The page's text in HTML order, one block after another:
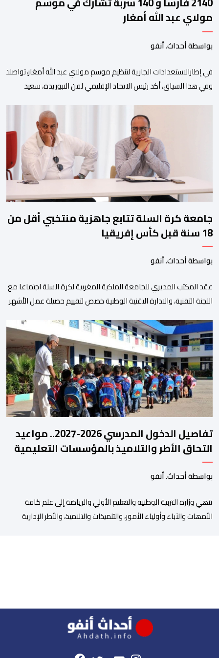
مولاي عبد الله أمغار
بواسطة أحداث. أنفو
في إطارالاستعدادات الجارية لتنظيم موسم مولاي عبد الله
وفي هذا السياق، أكد رئيس الاتحاد الإقليمي لفن التبوريدة، سعيد
ولم تخل هذه الدورة من مؤشرات إيجابية على مستوى تنوعالمشاركة،
وتبرز هذه الأرقام الحجم الكبير الذي باتت تعرفه تظاهرةالتبوريدة
ومن المرتقب أن تعرف فعاليات الموسم إقبالا جماهيريا
واسعا،في ظل الشغف الكبير الذي يحظى به فن التبوريدة، باعتبارهأحد
جامعة كرة السلة تتابع جاهزية منتخبي أقل من
18 سنة قبل كأس إفريقيا
بواسطة أحداث. أنفو
عقد المكتب المديري للجامعة الملكية المغربية لكرة السلة اجتماعا مع
اللجنة التقنية، والادارة التقنية الوطنية خصص لتقييم حصيلة عمل الأشهر
المنتخبات الوطنية خلال الفترة الأخيرة. وشهد الاجتماع تقديم عرض
مفصل حول مشاركة المنتخبين الوطنيين لأقل من 18 سنة، إناثا وذكورا،
من طرف اللجنة التقنية التي واكبت كل […]
تفاصيل الدخول المدرسي 2026-2027.. مواعيد
التحاق الأطر والتلاميذ بالمؤسسات التعليمية
بواسطة أحداث. أنفو
تنھي وزارة التربیة الوطنیة والتعلیم الأولي والریاضة إلى علم كافة
الأمھات والآباء وأولیاء الأمور، والتلمیذات والتلامیذ، والأطر الإداریة